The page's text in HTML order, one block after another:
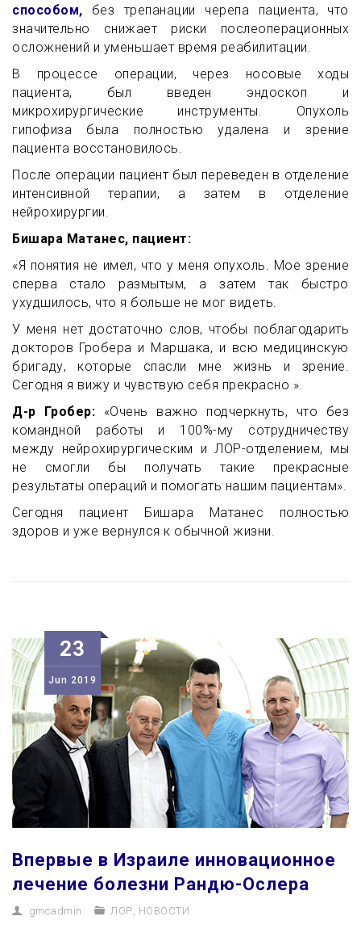
способом, без трепанации черепа пациента, что
значительно снижает риски послеоперационных
осложнений и уменьшает время реабилитации.
В процессе операции, через носовые ходы
пациента, был введен эндоскоп и
микрохирургические инструменты. Опухоль
гипофиза была полностью удалена и зрение
пациента восстановилось.
После операции пациент был переведен в отделение
интенсивной терапии, а затем в отделение
нейрохирургии.
Бишара Матанес, пациент:
«Я понятия не имел, что у меня опухоль. Мое зрение
сперва стало размытым, а затем так быстро
ухудшилось, что я больше не мог видеть.
У меня нет достаточно слов, чтобы поблагодарить
докторов Гробера и Маршака, и всю медицинскую
бригаду, которые спасли мне жизнь и зрение.
Сегодня я вижу и чувствую себя прекрасно ».
Д-р Гробер: «Очень важно подчеркнуть, что без
командной работы и 100%-му сотрудничеству
между нейрохирургическим и ЛОР-отделением, мы
не смогли бы получать такие прекрасные
результаты операций и помогать нашим пациентам».
Сегодня пациент Бишара Матанес полностью
здоров и уже вернулся к обычной жизни.
23
Jun 2019
Впервые в Израиле инновационное
лечение болезни Рандю-Ослера
gmcadmin ЛОР НОВОСТИ